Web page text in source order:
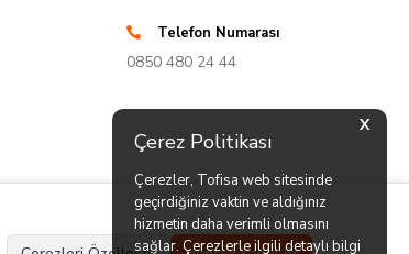
X
Çerez Politikası
Çerezler, Tofisa web sitesinde
geçirdiğiniz vaktin ve aldığınız
hizmetin daha verimli olmasını
sağlar. Çerezlerle ilgili detaylı bilgi
Telefon Numarası
0850 480 24 44